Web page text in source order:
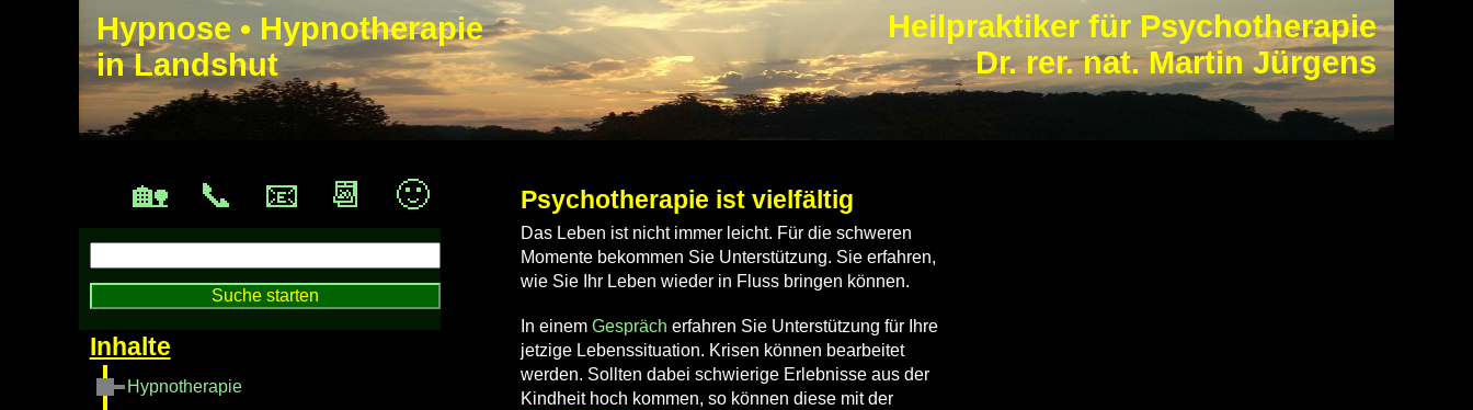
Hypnose • Hypnotherapie
in Landshut
Heilpraktiker für Psychotherapie
Dr. rer. nat. Martin Jürgens
Hypnotherapie
🏡 📞 📧 📆 🙂 Psychotherapie ist vielfältig
Das Leben ist nicht immer leicht. Für die schweren
Momente bekommen Sie Unterstützung. Sie erfahren,
wie Sie Ihr Leben wieder in Fluss bringen können.
In einemGespräch erfahren Sie Unterstützung für Ihre
jetzige Lebenssituation. Krisen können bearbeitet
werden. Sollten dabei schwierige Erlebnisse aus der
Kindheit hoch kommen, so können diese mit der